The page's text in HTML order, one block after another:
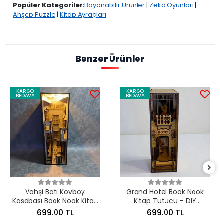
Popüler Kategoriler:Boyanabilir Ürünler | Zeka Oyunları |
Ahşap Puzzle | Kitap Ayraçları
Benzer Ürünler
KARGO
BEDAVA
Vahşi Batı Kovboy
Kasabası Book Nook Kitap
Tutucu - DIY Ahşap
699.00 TL
KARGO
BEDAVA
Grand Hotel Book Nook
Kitap Tutucu - DIY
Minyatür Otel Maket Kit
699.00 TL